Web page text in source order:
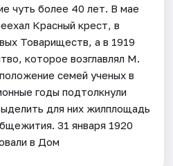
чуть более 40 лет. В мае
Красный крест, в
Товариществ, а в 1919
которое возглавлял М.
семей ученых в
годы подтолкнули
для них жилплощадь
31 января 1920
в Дом